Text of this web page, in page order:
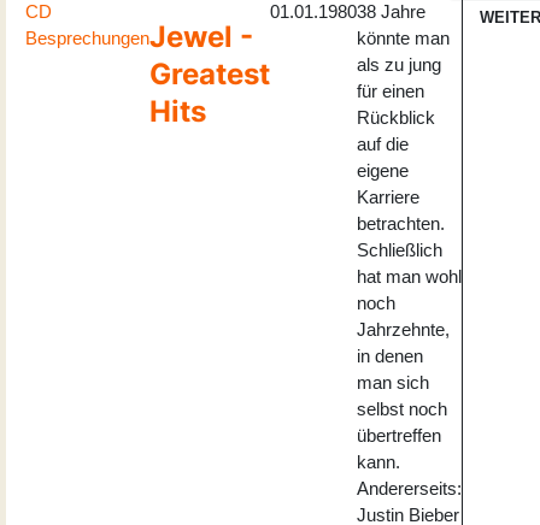
CD
BesprechungenJewel -
Greatest
Hits
01.01.198038 Jahre
könnte man
als zu jung
für einen
Rückblick
auf die
eigene
Karriere
betrachten.
Schließlich
hat man wohl
noch
Jahrzehnte,
in denen
man sich
selbst noch
übertreffen
kann.
Andererseits:
Justin Bieber